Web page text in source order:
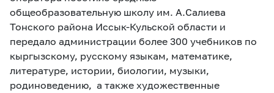
общеобразовательную школу им. А.Салиева
Тонского района Иссык-Кульской области и
передало администрации более 300 учебников по
кыргызскому, русскому языкам, математике,
литературе, истории, биологии, музыки,
родиноведению, а также художественные